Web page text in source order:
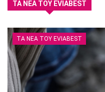
ΤΑ ΝΈΑ ΤΟΥ EVIABEST
ΤΑ ΝΈΑ ΤΟΥ EVIABEST